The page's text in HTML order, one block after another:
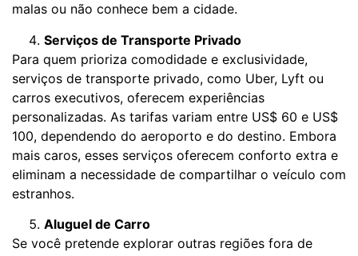
malas ou não conhece bem a cidade.
Serviços de Transporte Privado
Para quem prioriza comodidade e exclusividade,
serviços de transporte privado, como Uber, Lyft ou
carros executivos, oferecem experiências
personalizadas. As tarifas variam entre US$ 60 e US$
100, dependendo do aeroporto e do destino. Embora
mais caros, esses serviços oferecem conforto extra e
eliminam a necessidade de compartilhar o veículo com
estranhos.
Aluguel de Carro
Se você pretende explorar outras regiões fora de